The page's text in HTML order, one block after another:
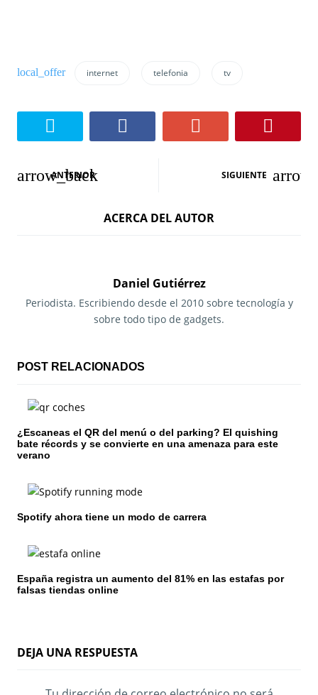
internet telefonia tv
N
a
i
n
d
e
n
r
a
ANTERIOR SIGUIENTE
ACERCA DEL AUTOR
Daniel Gutiérrez
Periodista. Escribiendo desde el 2010 sobre tecnología y
sobre todo tipo de gadgets.
POST RELACIONADOS
¿Escaneas el QR del menú o del parking? El quishing
bate récords y se convierte en una amenaza para este
verano
Spotify ahora tiene un modo de carrera
España registra un aumento del 81% en las estafas por
falsas tiendas online
DEJA UNA RESPUESTA